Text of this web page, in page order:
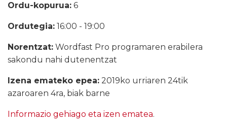
Ordu-kopurua: 6
Ordutegia: 16:00 - 19:00
Norentzat: Wordfast Pro programaren erabilera
sakondu nahi dutenentzat
Izena emateko epea: 2019ko urriaren 24tik
azaroaren 4ra, biak barne
Informazio gehiago eta izen ematea.